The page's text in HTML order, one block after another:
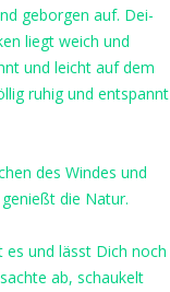
geborgen auf. Dei-
liegt weich und
und leicht auf dem
ruhig und entspannt
des Windes und
die Natur.
und lässt Dich noch
ab, schaukelt